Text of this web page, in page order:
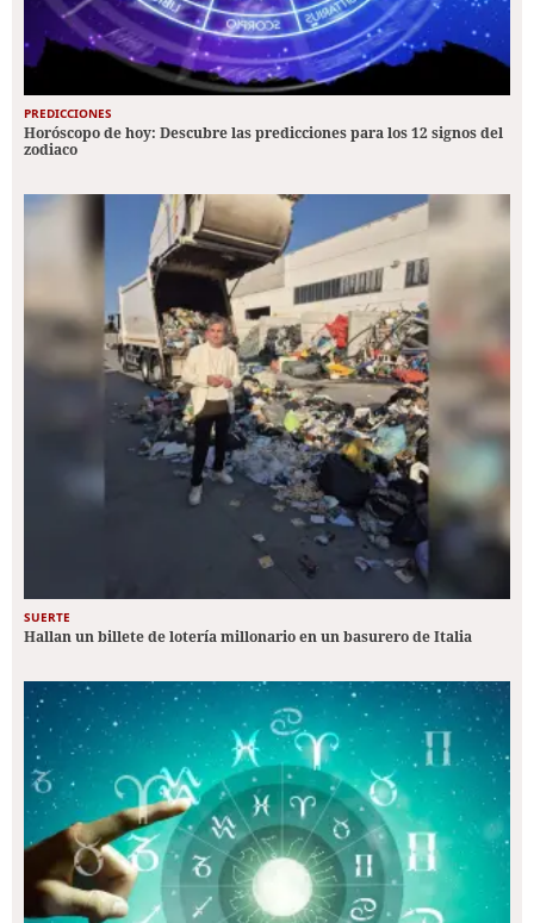
PREDICCIONES
Horóscopo de hoy: Descubre las predicciones para los 12 signos del
zodiaco
SUERTE
Hallan un billete de lotería millonario en un basurero de Italia